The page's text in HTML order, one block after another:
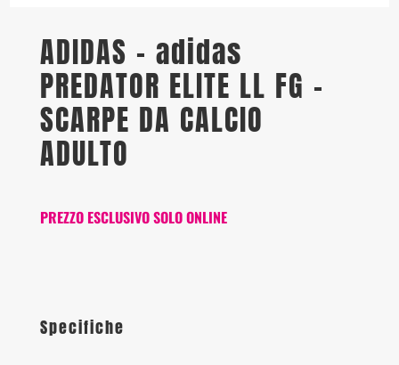
ADIDAS – adidas
PREDATOR ELITE LL FG –
SCARPE DA CALCIO
ADULTO
PREZZO ESCLUSIVO SOLO ONLINE
Specifiche